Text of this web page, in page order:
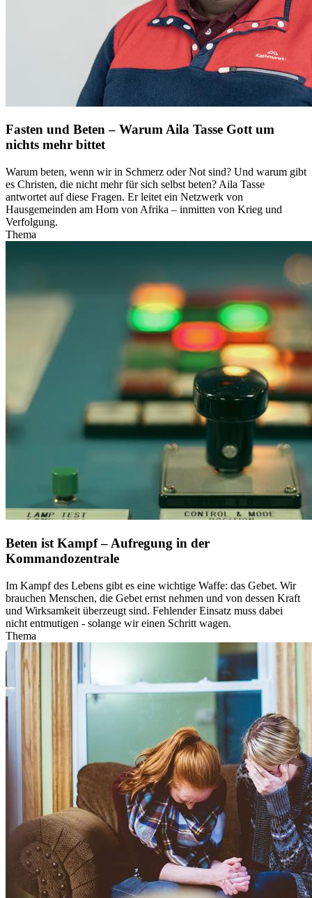
Fasten und Beten – Warum Aila Tasse Gott um
nichts mehr bittet
Warum beten, wenn wir in Schmerz oder Not sind? Und warum gibt
es Christen, die nicht mehr für sich selbst beten? Aila Tasse
antwortet auf diese Fragen. Er leitet ein Netzwerk von
Hausgemeinden am Horn von Afrika – inmitten von Krieg und
Verfolgung.
Thema
Beten ist Kampf – Aufregung in der
Kommandozentrale
Im Kampf des Lebens gibt es eine wichtige Waffe: das Gebet. Wir
brauchen Menschen, die Gebet ernst nehmen und von dessen Kraft
und Wirksamkeit überzeugt sind. Fehlender Einsatz muss dabei
nicht entmutigen - solange wir einen Schritt wagen.
Thema